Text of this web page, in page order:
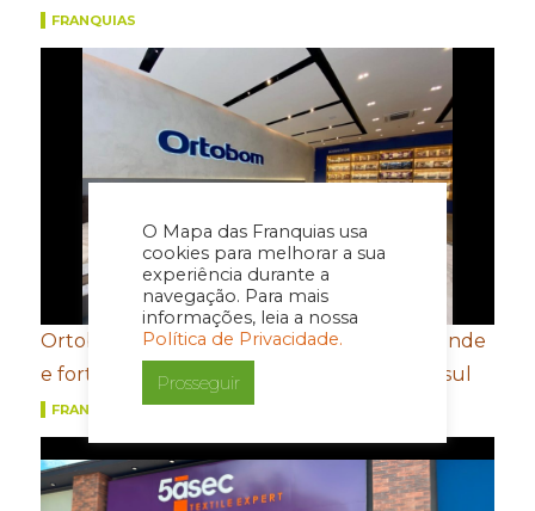
O Mapa das Franquias usa
cookies para melhorar a sua
experiência durante a
navegação. Para mais
informações, leia a nossa
Política de Privacidade.
Prosseguir
FRANQUIAS
Ortobom aposta em novo conceito de estande
e fortalecimento de portfólio para a Movelsul
FRANQUIAS